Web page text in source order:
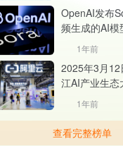
OpenAI发布
频生成的AI模
1年前
2025年3月
江AI产业生态
1年前
查看完整榜单